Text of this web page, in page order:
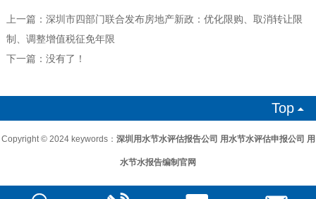
上一篇： 深圳市四部门联合发布房地产新政：优化限购、取消转让限
制、调整增值税征免年限
下一篇：没有了！
Top
Copyright © 2024 keywords： 深圳用水节水评估报告公司 用水节水评估申报公司 用
水节水报告编制官网